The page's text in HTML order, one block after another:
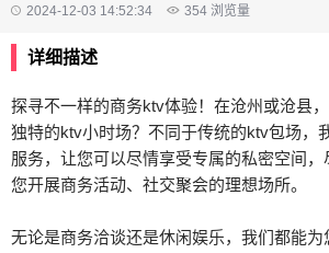
2024-12-03 14:52:34 354 浏览量
详细描述
探寻不一样的商务ktv体验！在沧州或沧县
独特的ktv小时场？不同于传统的ktv包场，
服务，让您可以尽情享受专属的私密空间
您开展商务活动、社交聚会的理想场所。
无论是商务洽谈还是休闲娱乐，我们都能为